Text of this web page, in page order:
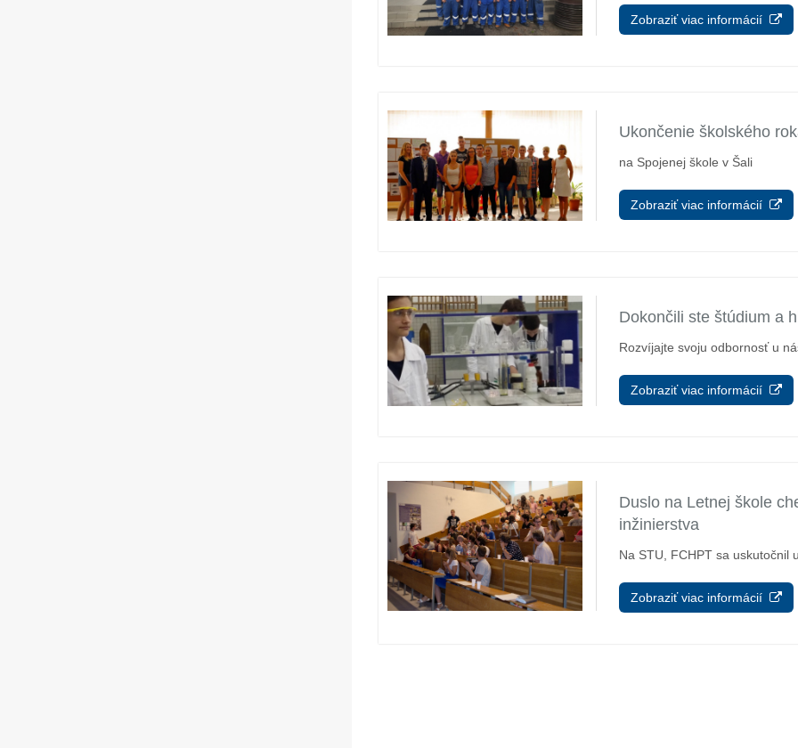
Zobraziť viac informácií
Ukončenie školského
na Spojenej škole v Šali
Zobraziť viac informácií
Dokončili ste štúdium a
Rozvíjajte svoju odbornosť u
Zobraziť viac informácií
Duslo na Letnej škole
inžinierstva
Na STU, FCHPT sa uskutočnil
Zobraziť viac informácií